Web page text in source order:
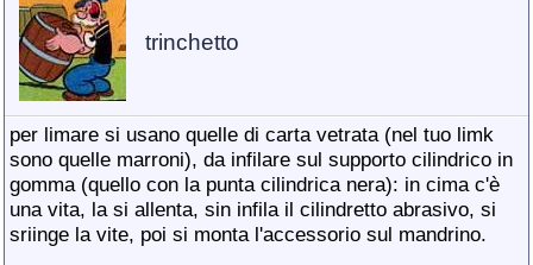
trinchetto
per limare si usano quelle di carta vetrata (nel tuo limk
sono quelle marroni), da infilare sul supporto cilindrico in
gomma (quello con la punta cilindrica nera): in cima c'è
una vita, la si allenta, sin infila il cilindretto abrasivo, si
sriinge la vite, poi si monta l'accessorio sul mandrino.